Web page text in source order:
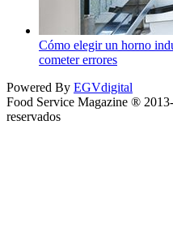
Cómo elegir un horno
cometer errores
Powered By EGVdigital
Food Service Magazine ®
reservados